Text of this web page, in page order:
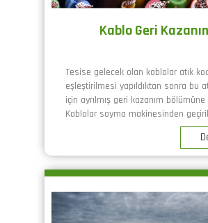
Kablo Geri
Tesise gelecek olan kablolar atık
eşleştirilmesi yapıldıktan sonra bu
için ayrılmış geri kazanım bölümüne
Kablolar soyma makinesinden
plastik ve metal olarak ikiye ayrılır.